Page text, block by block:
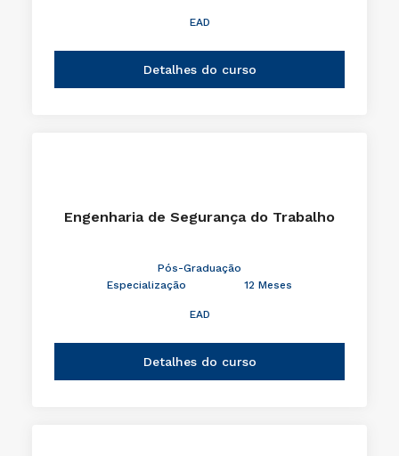
EAD
Detalhes do curso
Engenharia de Segurança do Trabalho
Pós-Graduação
Especialização
12 Meses
EAD
Detalhes do curso